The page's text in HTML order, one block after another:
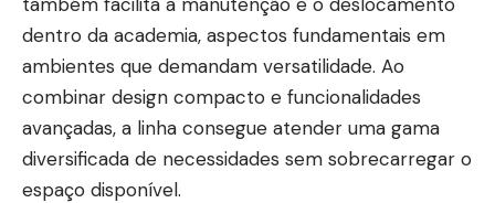
dentro da academia, aspectos fundamentais em
ambientes que demandam versatilidade. Ao
combinar design compacto e funcionalidades
avançadas, a linha consegue atender uma gama
diversificada de necessidades sem sobrecarregar o
espaço disponível.